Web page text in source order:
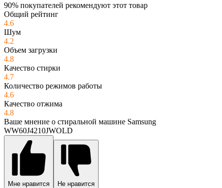
90% покупателей рекомендуют этот товар
Общий рейтинг
4.6
Шум
4.2
Объем загрузки
4.8
Качество стирки
4.7
Количество режимов работы
4.6
Качество отжима
4.8
Ваше мнение о стиральной машине Samsung
WW60J4210JWOLD
Мне нравится Не нравится